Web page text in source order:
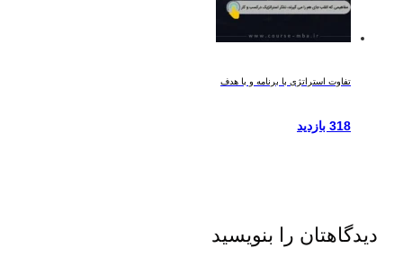
تفاوت استراتژی با برنامه و با هدف
318 بازدید
دیدگاهتان را بنویسید